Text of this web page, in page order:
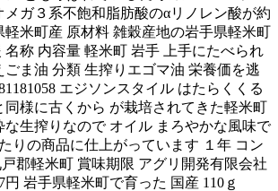
メガ３系不飽和脂肪酸のαリノレン酸が約
軽米町産 原材料 雑穀産地の岩手県軽米町
名称 内容量 軽米町 岩手 上手にたべられ
ごま油 分類 生搾りエゴマ油 栄養価を逃
エジソンスタイル はたらくくる
同様に古くから が栽培されてきた軽米町
な生搾りなので オイル まろやかな風味で
りの商品に仕上がっています １年 コン
郡軽米町 賞味期限 アグリ開発有限会社
円 岩手県軽米町で育った 国産 110ｇ